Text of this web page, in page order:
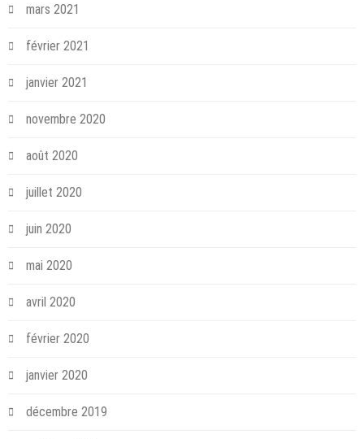
mars 2021
février 2021
janvier 2021
novembre 2020
août 2020
juillet 2020
juin 2020
mai 2020
avril 2020
février 2020
janvier 2020
décembre 2019